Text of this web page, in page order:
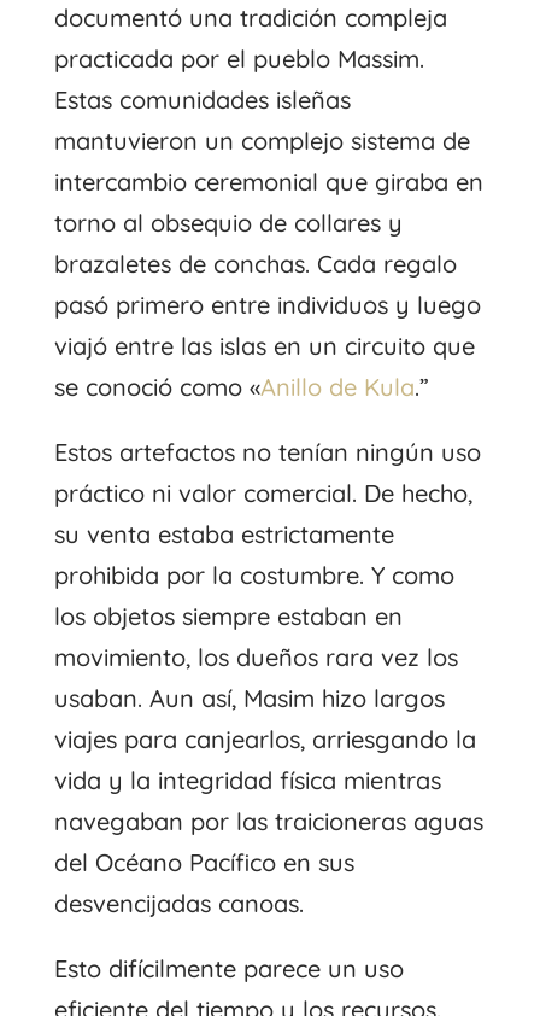
documentó una tradición compleja
practicada por el pueblo Massim.
Estas comunidades isleñas
mantuvieron un complejo sistema de
intercambio ceremonial que giraba en
torno al obsequio de collares y
brazaletes de conchas. Cada regalo
pasó primero entre individuos y luego
viajó entre las islas en un circuito que
se conoció como «Anillo de Kula.”
Estos artefactos no tenían ningún uso
práctico ni valor comercial. De hecho,
su venta estaba estrictamente
prohibida por la costumbre. Y como
los objetos siempre estaban en
movimiento, los dueños rara vez los
usaban. Aun así, Masim hizo largos
viajes para canjearlos, arriesgando la
vida y la integridad física mientras
navegaban por las traicioneras aguas
del Océano Pacífico en sus
desvencijadas canoas.
Esto difícilmente parece un uso
eficiente del tiempo y los recursos.